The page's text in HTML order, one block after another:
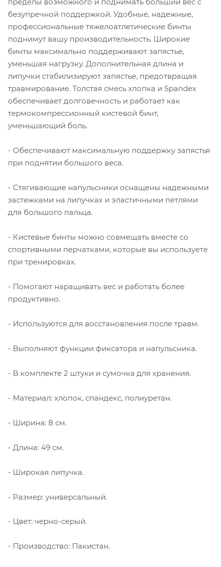
безупречной поддержкой. Удобные, надежные,
профессиональные тяжелоатлетические бинты
поднимут вашу производительность. Широкие
бинты максимально поддерживают запястье,
уменьшая нагрузку. Дополнительная длина и
липучки стабилизируют запястье, предотвращая
травмирование. Толстая смесь хлопка и Spandex
обеспечивает долговечность и работает как
термокомпрессионный кистевой бинт,
уменьшающий боль.
- Обеспечивают максимальную поддержку запястья
при поднятии большого веса.
- Стягивающие напульсники оснащены надежными
застежками на липучках и эластичными петлями
для большого пальца.
- Кистевые бинты можно совмещать вместе со
спортивными перчатками, которые вы используете
при тренировках.
- Помогают наращивать вес и работать более
продуктивно.
- Используются для восстановления после травм.
- Выполняют функции фиксатора и напульсника.
- В комплекте 2 штуки и сумочка для хранения.
- Материал: хлопок, спандекс, полиуретан.
- Ширина: 8 см.
- Длина: 49 см.
- Широкая липучка.
- Размер: универсальный.
- Цвет: черно-серый.
- Производство: Пакистан.